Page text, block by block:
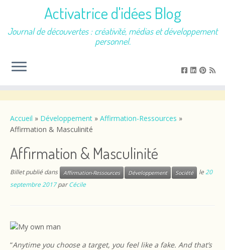
contenu
Activatrice d'idées Blog
Journal de découvertes : créativité, médias et développement
personnel.
Accueil » Développement » Affirmation-Ressources »
Affirmation & Masculinité
Affirmation & Masculinité
Billet publié dans Affirmation-Ressources Développement Société le20
septembre 2017 parCécile
“Anytime you choose a target, you feel like a fake. And that’s